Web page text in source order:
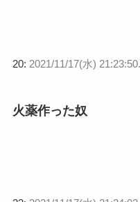
20: 2021/11/17(水)
火薬作った奴